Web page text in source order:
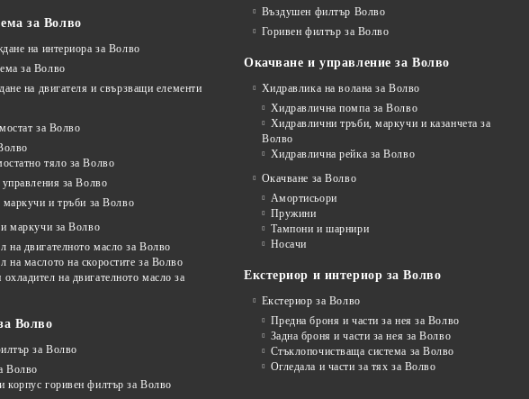
за Волво
на интериора за Волво
за Волво
на двигателя и свързващи елементи
за Волво
тяло за Волво
за Волво
маркучи и тръби за Волво
маркучи за Волво
на двигателното масло за Волво
на маслото на скоростите за Волво
на двигателното масло за
Волво
за Волво
Волво
корпус горивен филтър за Волво
Въздушен филтър Волво
Горивен филтър за Волво
Окачване и управление за Волво
Хидравлика на волана за Волво
Хидравлична помпа за Волво
Хидравлични тръби, маркучи и казанчета за
Волво
Хидравлична рейка за Волво
Окачване за Волво
Амортисьори
Пружини
Тампони и шарнири
Носачи
Екстериор и интериор за Волво
Екстериор за Волво
Предна броня и части за нея за Волво
Задна броня и части за нея за Волво
Стъклопочистваща система за Волво
Огледала и части за тях за Волво